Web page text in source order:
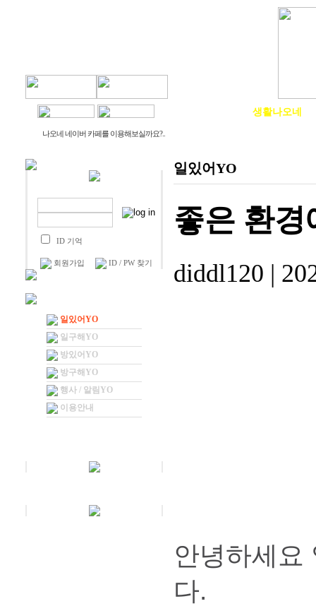
생활나오네
나오네 네이버 카페를 이용해보실까요?..
ID 기억
회원가입 ID / PW 찾기
일있어YO
일구해YO
방있어YO
방구해YO
행사 / 알림YO
이용안내
일있어YO
좋은 환
diddl120 |
안녕하세요
다.